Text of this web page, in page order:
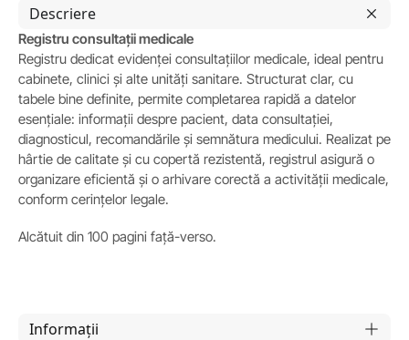
Descriere
Registru consultații medicale
Registru dedicat evidenței consultațiilor medicale, ideal pentru
cabinete, clinici și alte unități sanitare. Structurat clar, cu
tabele bine definite, permite completarea rapidă a datelor
esențiale: informații despre pacient, data consultației,
diagnosticul, recomandările și semnătura medicului. Realizat pe
hârtie de calitate și cu copertă rezistentă, registrul asigură o
organizare eficientă și o arhivare corectă a activității medicale,
conform cerințelor legale.
Alcătuit din 100 pagini față-verso.
Informații